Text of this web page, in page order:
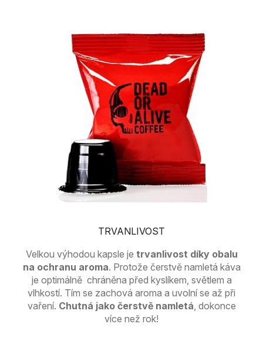
TRVANLIVOST
Velkou výhodou kapsle je trvanlivost díky obalu
na ochranu aroma. Protože čerstvě namletá káva
je optimálně chráněna před kyslíkem, světlem a
vlhkostí. Tím se zachová aroma a uvolní se až při
vaření. Chutná jako čerstvě namletá , dokonce
více než rok!